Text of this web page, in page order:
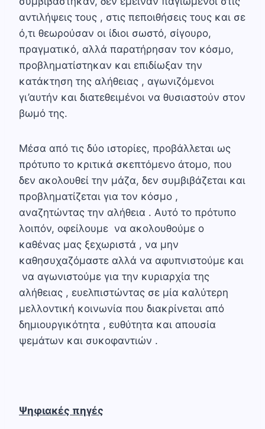
αντιλήψεις τους , στις πεποιθήσεις τους και σε
ό,τι θεωρούσαν οι ίδιοι σωστό, σίγουρο,
πραγματικό, αλλά παρατήρησαν τον κόσμο,
προβληματίστηκαν και επιδίωξαν την
κατάκτηση της αλήθειας , αγωνιζόμενοι
γι’αυτήν και διατεθειμένοι να θυσιαστούν στον
βωμό της.
Μέσα από τις δύο ιστορίες, προβάλλεται ως
πρότυπο το κριτικά σκεπτόμενο άτομο, που
δεν ακολουθεί την μάζα, δεν συμβιβάζεται και
προβληματίζεται για τον κόσμο ,
αναζητώντας την αλήθεια . Αυτό το πρότυπο
λοιπόν, οφείλουμε να ακολουθούμε ο
καθένας μας ξεχωριστά , να μην
καθησυχαζόμαστε αλλά να αφυπνιστούμε και
να αγωνιστούμε για την κυριαρχία της
αλήθειας , ευελπιστώντας σε μία καλύτερη
μελλοντική κοινωνία που διακρίνεται από
δημιουργικότητα , ευθύτητα και απουσία
ψεμάτων και συκοφαντιών .
Ψηφιακές πηγές